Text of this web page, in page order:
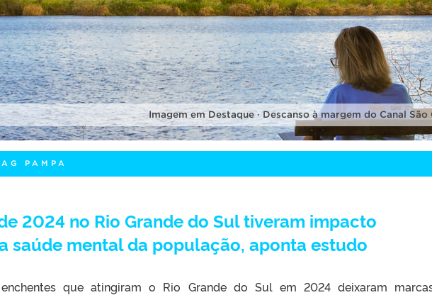
Imagem em Destaque · Descanso à margem do Canal
PAMPA
2024 no Rio Grande do Sul tiveram impacto
saúde mental da população, aponta estudo
que atingiram o Rio Grande do Sul em 2024 deixaram